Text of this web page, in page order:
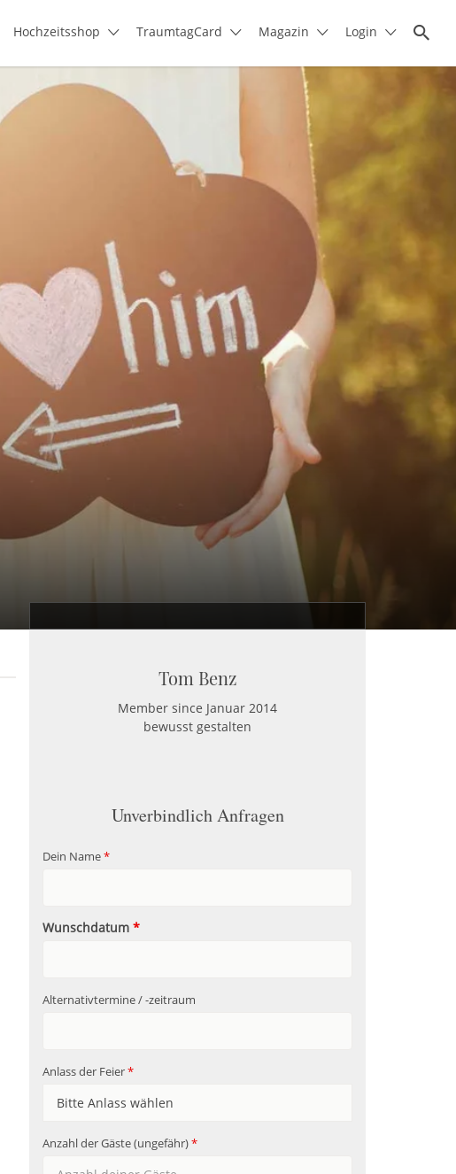
Hochzeitsshop TraumtagCard Magazin Login
Tom Benz
Member since Januar 2014
bewusst gestalten
Unverbindlich Anfragen
Dein Name*
Wunschdatum *
Alternativtermine / -zeitraum
Anlass der Feier*
Anzahl der Gäste (ungefähr)*